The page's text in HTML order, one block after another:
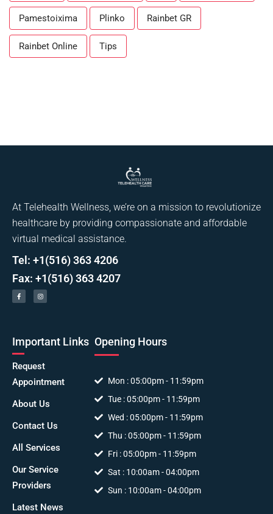
Pamestoixima Plinko Rainbet GR
Rainbet Online Tips
At Telehealth Wellness, we’re on a mission to revolutionize
healthcare by providing compassionate and affordable
virtual medical assistance.
Tel: +1(516) 363 4206
Fax: +1(516) 363 4207
Important Links
Request
Appointment
About Us
Contact Us
All Services
Our Service
Providers
Latest News
Opening Hours
Mon : 05:00pm - 11:59pm
Tue : 05:00pm - 11:59pm
Wed : 05:00pm - 11:59pm
Thu : 05:00pm - 11:59pm
Fri : 05:00pm - 11:59pm
Sat : 10:00am - 04:00pm
Sun : 10:00am - 04:00pm